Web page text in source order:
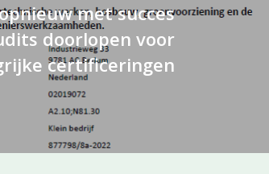
met succes
doorlopen voor
certificeringen